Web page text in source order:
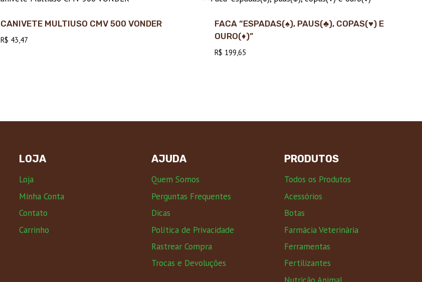
CANIVETE MULTIUSO CMV 500 VONDER
R$ 43,47
FACA “ESPADAS(♠), PAUS(♣), COPAS(♥) E
OURO(♦)”
R$ 199,65
LOJA
Loja
Minha Conta
Contato
Carrinho
AJUDA
Quem Somos
Perguntas Frequentes
Dicas
Política de Privacidade
Rastrear Compra
Trocas e Devoluções
PRODUTOS
Todos os Produtos
Acessórios
Botas
Farmácia Veterinária
Ferramentas
Fertilizantes